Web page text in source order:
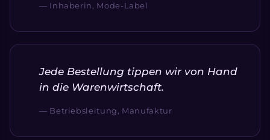
— Inhaberin, Mode-Label
Jede Bestellung tippen wir von Hand
in die Warenwirtschaft.
— Betriebsleitung, Manufaktur